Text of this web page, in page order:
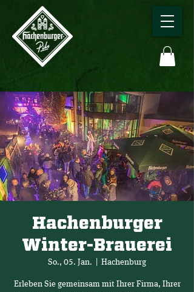
Hachenburger
Winter-Brauerei
So., 05. Jan. Hachenburg
Erleben Sie gemeinsam mit Ihrer Firma, Ihrer